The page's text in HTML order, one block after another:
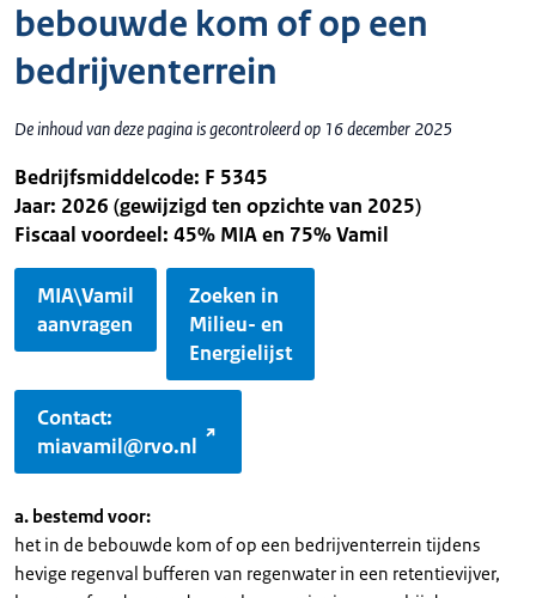
bebouwde kom of op een
bedrijventerrein
De inhoud van deze pagina is gecontroleerd op 16 december 2025
Bedrijfsmiddelcode: F 5345
Jaar: 2026 (gewijzigd ten opzichte van 2025)
Fiscaal voordeel: 45% MIA en 75% Vamil
MIA\Vamil
aanvragen
Zoeken in
Milieu- en
Energielijst
Contact:
miavamil@rvo.nl
a. bestemd voor:
het in de bebouwde kom of op een bedrijventerrein tijdens
hevige regenval bufferen van regenwater in een retentievijver,